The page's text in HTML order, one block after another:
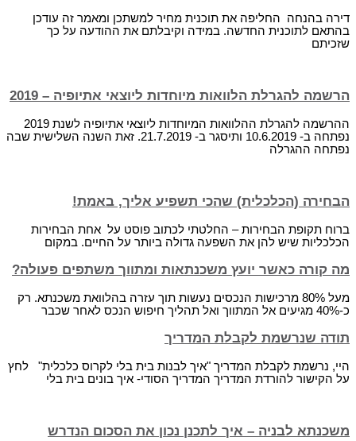
דירה בהנחה החליפה את תוכנית מחיר למשתכן ומאמר זה עודכן
בהתאם לתוכנית החדשה. במידה וקיבלתם את ההודעה על כך
שזכיתם
הרשמה להגרלת הלוואות מיוחדות ליוצאי אתיופיה – 2019
ההרשמה להגרלת ההלוואות המיוחדות ליוצאי אתיופיה לשנת 2019
נפתחה ב- 10.6.2019 ותיסגר ב- 21.7.2019. זאת השנה השלישית שבה
נפתחה ההגרלה
הבחירה (הכלכלית) שהכי תשפיע אליך, באמת!
ברוח תקופת הבחירות – החלטתי לכתוב פוסט על אחת הבחירות
הכלכליות שיש להן את השפעה גדולה ביותר על החיים. במקום
מה קורה כאשר יועץ משכנתאות ומתווך משתפים פעולה?
מעל 80% מרכישות הנכסים נעשות תוך עזרה בהלוואת משכנתא. רק
כ-40% מגיעים אל המתווך ואל תהליך חיפוש הנכס לאחר שכבר
תודה שנרשמת לקבלת המדריך
היי, נרשמת לקבלת המדריך "איך לבנות בית בלי לקרוס כלכלית" לחץ
על הקישור להורדת המדריך המדריך הסודי- איך בונים בית בלי
משכנתא לבניה – איך לתכנן נכון את הסכום הנדרש